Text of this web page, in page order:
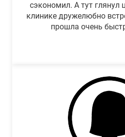
сэкономил. А тут глянул
клинике дружелюбно
прошла очень